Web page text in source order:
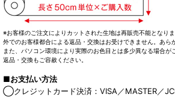
※お客様のご注文によりカットされた生地は再販売不能となり
外でのお客様都合による返品・交換はお受けできません。あら
また、パソコン環境により実際のお色目とは多少異なる場合が
返品・交換もご容赦ください。
■お支払い方法
◯クレジットカード決済：VISA／MASTER／